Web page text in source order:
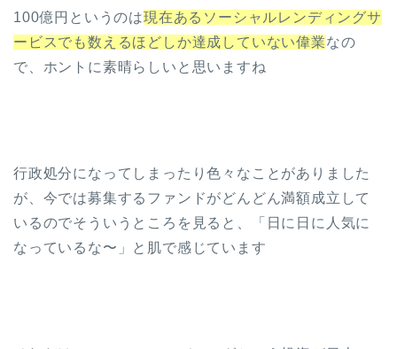
100億円というのは現在あるソーシャルレンディングサ
ービスでも数えるほどしか達成していない偉業なの
で、ホントに素晴らしいと思いますね
行政処分になってしまったり色々なことがありました
が、今では募集するファンドがどんどん満額成立して
いるのでそういうところを見ると、「日に日に人気に
なっているな〜」と肌で感じています